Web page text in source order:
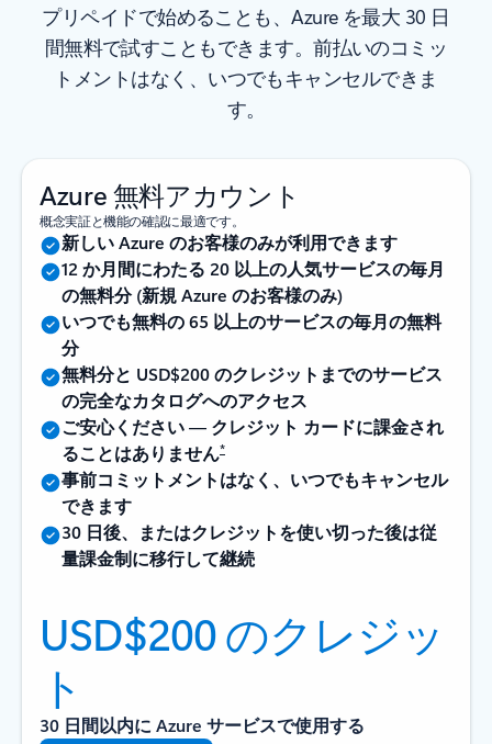
プリペイドで始めることも、Azure を最大 30 日
間無料で試すこともできます。前払いのコミッ
トメントはなく、いつでもキャンセルできま
す。
Azure 無料アカウント
概念実証と機能の確認に最適です。
新しい Azure のお客様のみが利用できます
12 か月間にわたる 20 以上の人気サービスの毎月
の無料分 (新規 Azure のお客様のみ)
いつでも無料の 65 以上のサービスの毎月の無料
分
無料分と USD$200 のクレジットまでのサービス
の完全なカタログへのアクセス
ご安心ください — クレジット カードに課金され
ることはありません*
事前コミットメントはなく、いつでもキャンセル
できます
30 日後、またはクレジットを使い切った後は従
量課金制に移行して継続
USD$200 のクレジッ
ト
30 日間以内に Azure サービスで使用する